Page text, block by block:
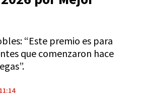
“Este premio es para
que comenzaron hace